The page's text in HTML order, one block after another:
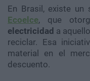
En Brasil, existe un
Ecoelce, que
electricidad a
reciclar. Esa
material en el
descuento.